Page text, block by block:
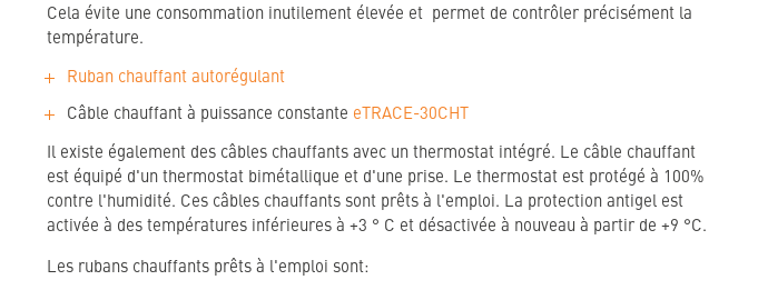
Cela évite une consommation inutilement élevée et permet de contrôler précisément la
température.
Ruban chauffant autorégulant
Câble chauffant à puissance constante eTRACE-30CHT
Il existe également des câbles chauffants avec un thermostat intégré. Le câble chauffant
est équipé d'un thermostat bimétallique et d'une prise. Le thermostat est protégé à 100%
contre l'humidité. Ces câbles chauffants sont prêts à l'emploi. La protection antigel est
activée à des températures inférieures à +3 ° C et désactivée à nouveau à partir de +9 °C.
Les rubans chauffants prêts à l'emploi sont: